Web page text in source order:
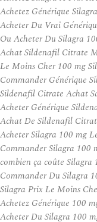
Achetez Générique
Acheter Du Vrai
Ou Acheter Du Silagra
Achat Sildenafil Citrate
Le Moins Cher 100 mg
Commander Générique
Sildenafil Citrate Achat
Acheter Générique
Achat De Sildenafil
Acheter Silagra 100 mg
Commander Silagra 100
combien ça coûte Silagra
Commander Du Silagra
Silagra Prix Le Moins
Achetez Générique 100
Acheter Du Silagra 100